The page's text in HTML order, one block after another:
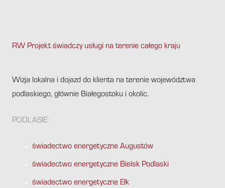
RW Projekt świadczy usługi na terenie całego kraju
Wizja lokalna i dojazd do klienta na terenie województwa
podlaskiego, głównie Białegostoku i okolic.
PODLASIE:
świadectwo energetyczne Augustów
świadectwo energetyczne Bielsk Podlaski
świadectwo energetyczne Ełk